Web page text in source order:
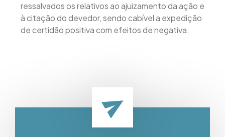
ressalvados os relativos ao ajuizamento da ação e
à citação do devedor, sendo cabível a expedição
de certidão positiva com efeitos de negativa.